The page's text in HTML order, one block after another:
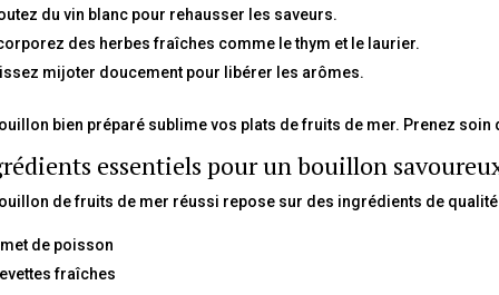
du vin blanc pour rehausser les saveurs.
des herbes fraîches comme le thym et le laurier.
mijoter doucement pour libérer les arômes.
bien préparé sublime vos plats de fruits de mer. Prenez
essentiels pour un bouillon
de fruits de mer réussi repose sur des ingrédients de
de poisson
fraîches